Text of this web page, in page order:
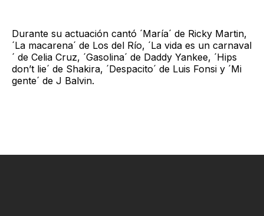
Durante su actuación cantó ´María´ de Ricky Martin,
´La macarena´ de Los del Río, ´La vida es un carnaval
´ de Celia Cruz, ´Gasolina´ de Daddy Yankee, ´Hips
don’t lie´ de Shakira, ´Despacito´ de Luis Fonsi y ´Mi
gente´ de J Balvin.